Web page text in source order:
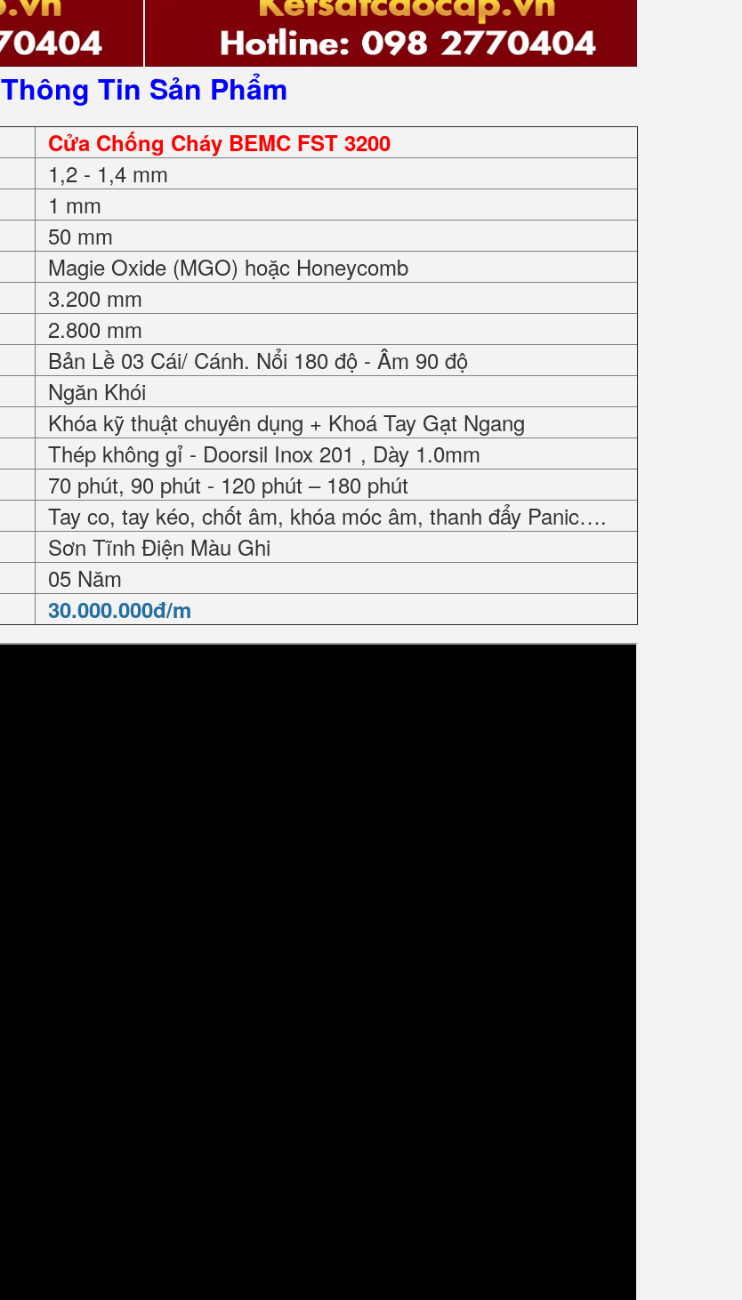
Thông Tin Sản Phẩm
Cửa Chống Cháy BEMC FST 3200
1,2 - 1,4 mm
1 mm
50 mm
Magie Oxide (MGO) hoặc Honeycomb
3.200 mm
2.800 mm
Bản Lề 03 Cái/ Cánh. Nổi 180 độ - Âm 90 độ
Ngăn Khói
Khóa kỹ thuật chuyên dụng + Khoá Tay Gạt Ngang
Thép không gỉ - Doorsil Inox 201 , Dày 1.0mm
70 phút, 90 phút - 120 phút – 180 phút
Tay co, tay kéo, chốt âm, khóa móc âm, thanh đẩy Panic….
Sơn Tĩnh Điện Màu Ghi
05 Năm
30.000.000đ/m